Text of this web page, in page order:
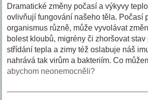
Dramatické změny počasí a výkyvy
ovlivňují fungování našeho těla. Počasí
organismus různě, může vyvolávat
bolest kloubů, migrény či zhoršovat
střídání tepla a zimy též oslabuje náš
nahrává tak virům a bakteriím. Co
abychom neonemocněli?